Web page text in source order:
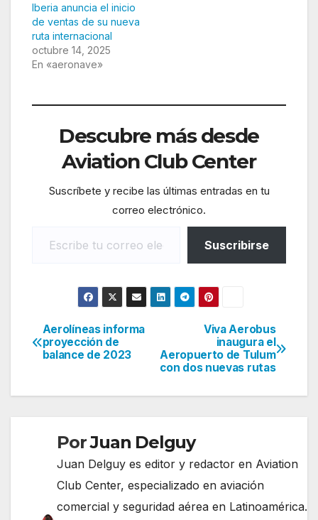
Iberia anuncia el inicio
de ventas de su nueva
ruta internacional
octubre 14, 2025
En «aeronave»
Descubre más desde
Aviation Club Center
Suscríbete y recibe las últimas entradas en tu
correo electrónico.
Suscribirse
Navegación
de
entradas
Viva Aerobus
inaugura el
Aeropuerto de Tulum
con dos nuevas rutas
Aerolíneas informa
proyección de
balance de 2023
PorJuan Delguy
Juan Delguy es editor y redactor en Aviation
Club Center, especializado en aviación
comercial y seguridad aérea en Latinoamérica.